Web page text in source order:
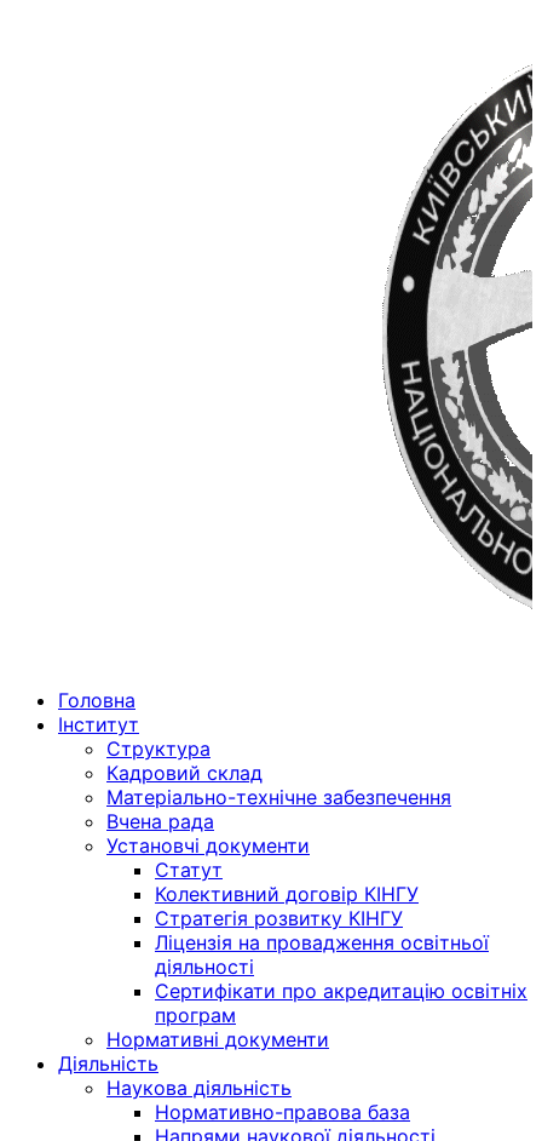
Menu Головна
Інститут
Структура
Кадровий склад
Матеріально-технічне забезпечення
Вчена рада
Установчі документи
Статут
Колективний договір КІНГУ
Стратегія розвитку КІНГУ
Ліцензія на провадження освітньої
діяльності
Сертифікати про акредитацію освітніх
програм
Нормативні документи
Діяльність
Наукова діяльність
Нормативно-правова база
Напрями наукової діяльності